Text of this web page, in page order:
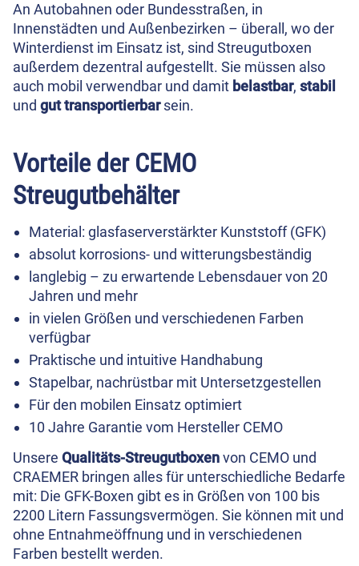
An Autobahnen oder Bundesstraßen, in
Innenstädten und Außenbezirken – überall, wo der
Winterdienst im Einsatz ist, sind Streugutboxen
außerdem dezentral aufgestellt. Sie müssen also
auch mobil verwendbar und damit belastbar, stabil
und gut transportierbarsein.
Vorteile der CEMO
Streugutbehälter
Material: glasfaserverstärkter Kunststoff (GFK)
absolut korrosions- und witterungsbeständig
langlebig – zu erwartende Lebensdauer von 20
Jahren und mehr
in vielen Größen und verschiedenen Farben
verfügbar
Praktische und intuitive Handhabung
Stapelbar, nachrüstbar mit Untersetzgestellen
Für den mobilen Einsatz optimiert
10 Jahre Garantie vom Hersteller CEMO
Unsere Qualitäts-Streugutboxenvon CEMO und
CRAEMER bringen alles für unterschiedliche Bedarfe
mit: Die GFK-Boxen gibt es in Größen von 100 bis
2200 Litern Fassungsvermögen. Sie können mit und
ohne Entnahmeöffnung und in verschiedenen
Farben bestellt werden.